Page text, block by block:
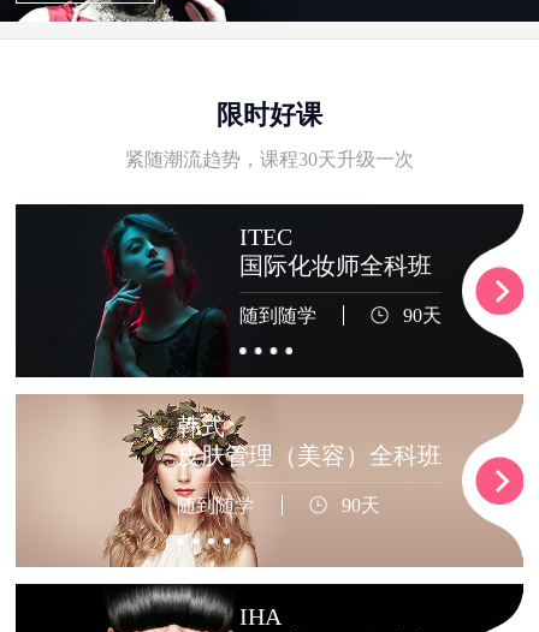
限时好课
紧随潮流趋势，课程30天升级一次
ITEC
国际化妆师全科班
随到随学 90天
韩式
皮肤管理（美容）全科班
随到随学 90天
IHA